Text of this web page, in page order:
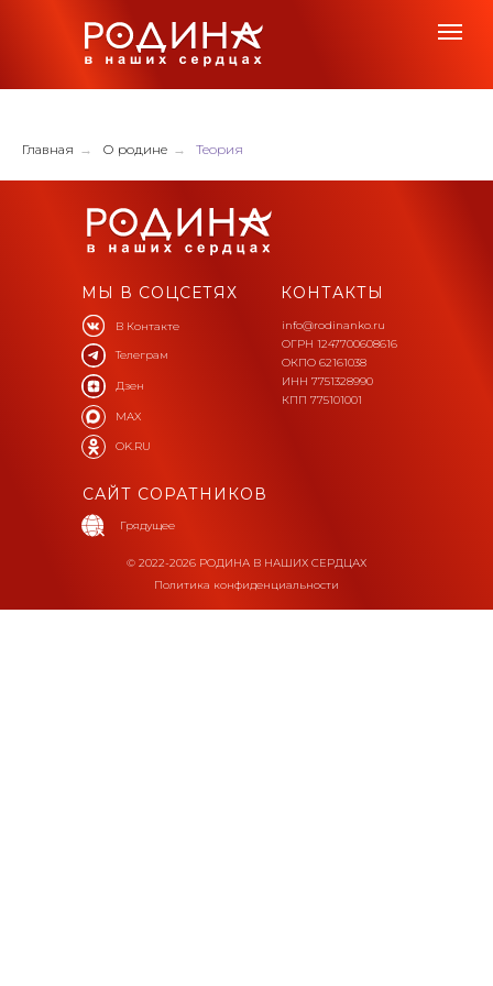
Главная → О родине → Теория
МЫ В СОЦСЕТЯХ
В Контакте
Дзен
MAX
OK.RU
Телеграм
САЙТ СОРАТНИКОВ
КОНТАКТЫ
Грядущее
© 2022-2026 РОДИНА В НАШИХ СЕРДЦАХ
Политика конфиденциальности
info@rodinanko.ru
ОГРН 1247700608616
ОКПО 62161038
ИНН 7751328990
КПП 775101001